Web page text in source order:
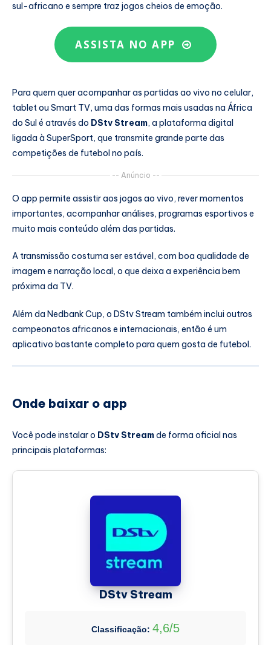
sul-africano e sempre traz jogos cheios de emoção.
ASSISTA NO APP
Para quem quer acompanhar as partidas ao vivo no celular,
tablet ou Smart TV, uma das formas mais usadas na África
do Sul é através do DStv Stream, a plataforma digital
ligada à SuperSport, que transmite grande parte das
competições de futebol no país.
-- Anúncio --
O app permite assistir aos jogos ao vivo, rever momentos
importantes, acompanhar análises, programas esportivos e
muito mais conteúdo além das partidas.
A transmissão costuma ser estável, com boa qualidade de
imagem e narração local, o que deixa a experiência bem
próxima da TV.
Além da Nedbank Cup, o DStv Stream também inclui outros
campeonatos africanos e internacionais, então é um
aplicativo bastante completo para quem gosta de futebol.
Onde baixar o app
Você pode instalar o DStv Streamde forma oficial nas
principais plataformas:
DStv Stream
Classificação: 4,6/5